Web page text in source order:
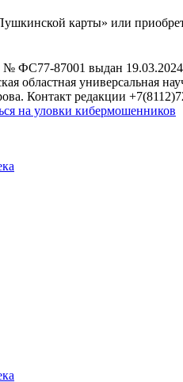
карты» или
ФС77-87001 выдан 19.03.2024
областная универсальная
Контакт редакции
на уловки кибермошенников